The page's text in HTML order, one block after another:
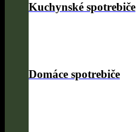
Kuchynské spotrebiče
Domáce spotrebiče